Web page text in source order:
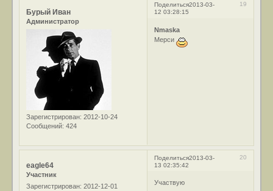
Поделиться 19
2013-03-
12 03:28:15
Бурый Иван
Администратор
Зарегистрирован: 2012-10-24
Сообщений: 424
Nmaska
Мерси
Поделиться 20
2013-03-
13 02:35:42
eagle64
Участник
Зарегистрирован: 2012-12-01
Участвую